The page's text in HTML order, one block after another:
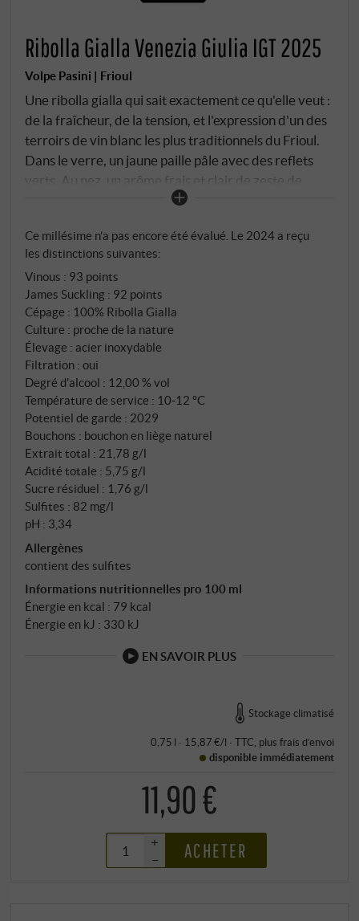
Ribolla Gialla Venezia Giulia IGT 2025
Volpe Pasini | Frioul
Une ribolla gialla qui sait exactement ce qu'elle veut :
de la fraîcheur, de la tension, et l'expression d'un des
terroirs de vin blanc les plus traditionnels du Frioul.
Dans le verre, un jaune paille pâle avec des reflets
verts. Au nez, un arôme frais et clair de zeste de
citron, de fleurs blanches, de pomme verte et un
précision contrôlée. En bouche, il est saisissant mais
jamais pointu : l'acidité est vive, la texture
légèrement crémeuse, la finale marquée par les
agrumes, de fines notes herbacées et une touche
presque salée. Un représentant de son espèce qui a
beaucoup de caractère. SUPERIORE.DE
Ce millésime n’a pas encore été évalué. Le 2024 a reçu
les distinctions suivantes:
Vinous : 93 points
James Suckling : 92 points
Cépage : 100% Ribolla Gialla
Culture : proche de la nature
Élevage : acier inoxydable
Filtration : oui
Degré d'alcool : 12,00 % vol
Température de service : 10‑12 °C
Potentiel de garde : 2029
Bouchons : bouchon en liège naturel
Extrait total : 21,78 g/l
Acidité totale : 5,75 g/l
Sucre résiduel : 1,76 g/l
Sulfites : 82 mg/l
pH : 3,34
Allergènes
contient des sulfites
Informations nutritionnelles pro 100 ml
Énergie en kcal : 79 kcal
Énergie en kJ : 330 kJ
EN SAVOIR PLUS
Stockage climatisé
0,75 l · 15,87 €/l · TTC, plus frais d’envoi
disponible immédiatement
11,90 €
+
–
ACHETER